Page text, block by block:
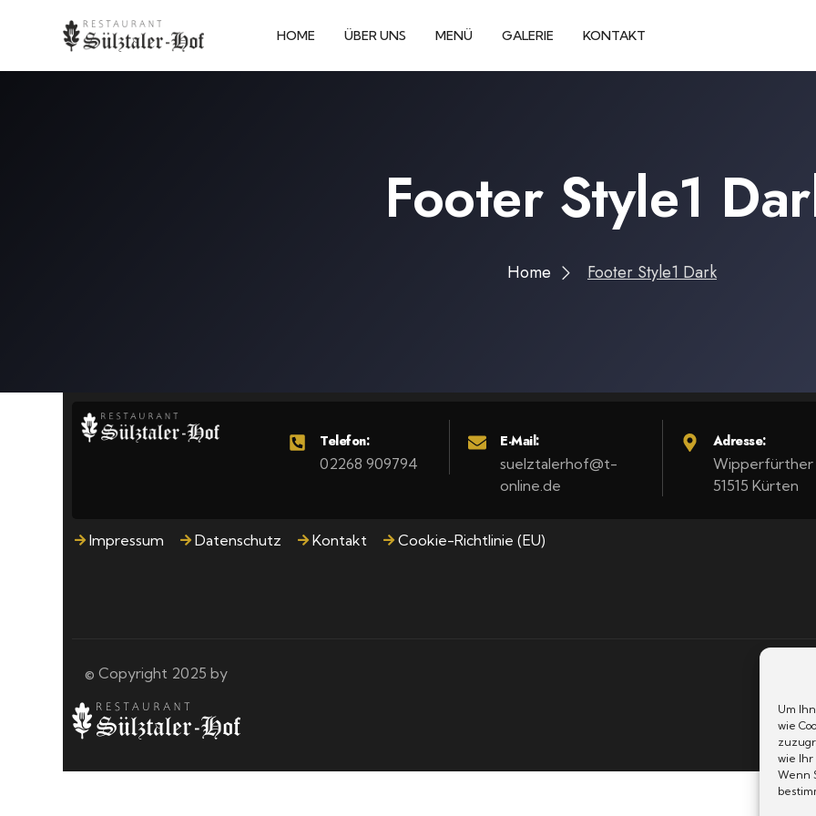
Um
wie
wie
Wenn
HOME ÜBER UNS MENÜ GALERIE KONTAKT
Footer Style1
Home Footer Style1 Dark
Telefon:
02268 909794
E-Mail:
suelztalerhof@t-
online.de
Adresse:
Wipperfürther
51515 Kürten
Impressum Datenschutz Kontakt Cookie-Richtlinie (EU)
© Copyright 2025 by